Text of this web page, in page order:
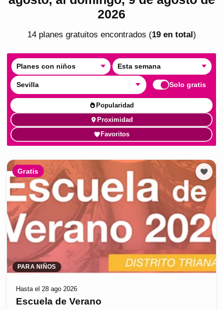
2026
14planes gratuitos encontrados (19en total)
Planes con niños Esta semana
Sevilla Solo gratis
Popularidad
Proximidad
Favoritos
Gratis
PARA NIÑOS
Hasta el 28 ago 2026
Escuela de Verano